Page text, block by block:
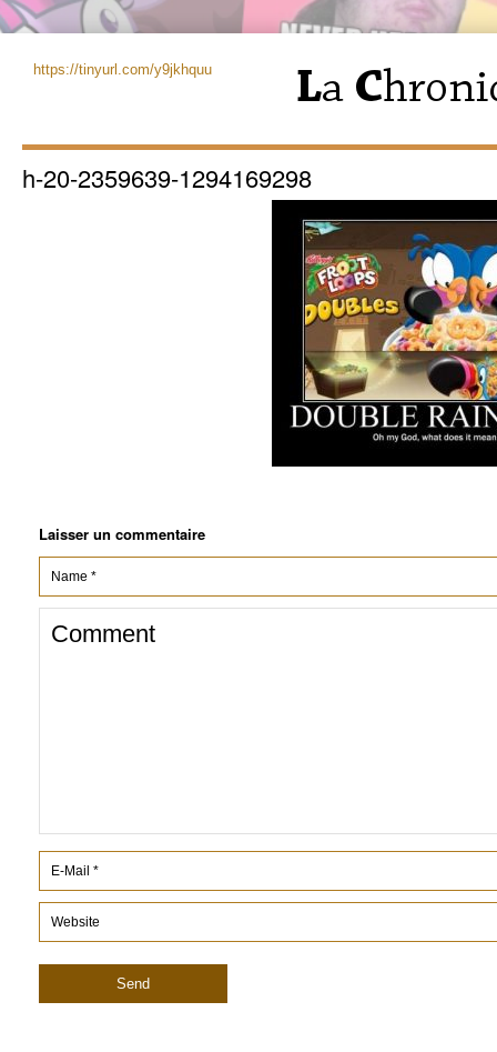
https://tinyurl.com/y9jkhquu
h-20-2359639-1294169298
Laisser un commentaire